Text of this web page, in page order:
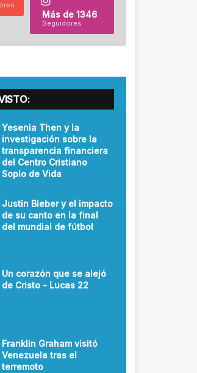
Más de 1346
Seguidores
Yesenia Then y la
investigación sobre la
transparencia financiera
del Centro Cristiano
Soplo de Vida
Justin Bieber y el impacto
de su canto en la final
del mundial de fútbol
Un corazón que se alejó
de Cristo - Lucas 22
Franklin Graham visitó
Venezuela tras el
terremoto